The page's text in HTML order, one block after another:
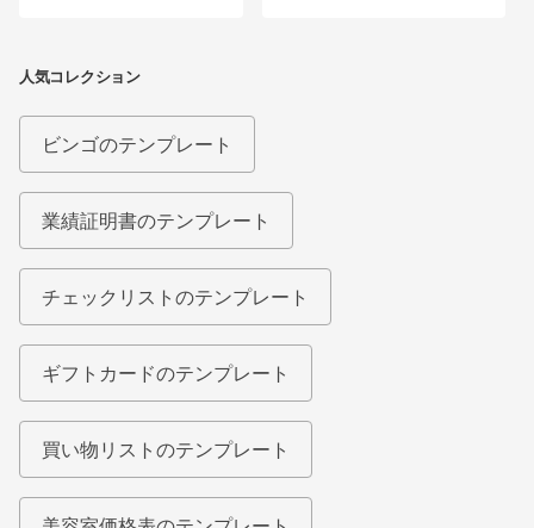
人気コレクション
ビンゴのテンプレート
業績証明書のテンプレート
チェックリストのテンプレート
ギフトカードのテンプレート
買い物リストのテンプレート